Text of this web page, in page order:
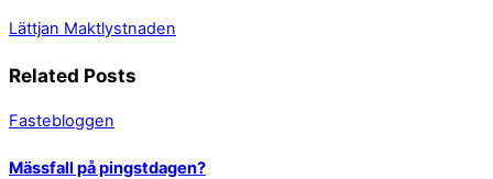
Lättjan Maktlystnaden
Related Posts
Fastebloggen
Mässfall på pingstdagen?